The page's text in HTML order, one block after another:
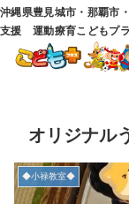
沖縄県豊見城市・那覇市
支援 運動療育こどもプ
オリジナル
◆小禄教室◆